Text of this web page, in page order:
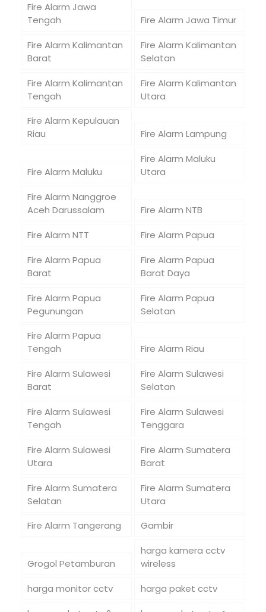
Fire Alarm Jawa
Tengah
Fire Alarm Jawa Timur
Fire Alarm Kalimantan
Barat
Fire Alarm Kalimantan
Selatan
Fire Alarm Kalimantan
Tengah
Fire Alarm Kalimantan
Utara
Fire Alarm Kepulauan
Riau
Fire Alarm Lampung
Fire Alarm Maluku
Fire Alarm Maluku
Utara
Fire Alarm Nanggroe
Aceh Darussalam
Fire Alarm NTB
Fire Alarm NTT
Fire Alarm Papua
Fire Alarm Papua
Barat
Fire Alarm Papua
Barat Daya
Fire Alarm Papua
Pegunungan
Fire Alarm Papua
Selatan
Fire Alarm Papua
Tengah
Fire Alarm Riau
Fire Alarm Sulawesi
Barat
Fire Alarm Sulawesi
Selatan
Fire Alarm Sulawesi
Tengah
Fire Alarm Sulawesi
Tenggara
Fire Alarm Sulawesi
Utara
Fire Alarm Sumatera
Barat
Fire Alarm Sumatera
Selatan
Fire Alarm Sumatera
Utara
Fire Alarm Tangerang
Gambir
Grogol Petamburan
harga kamera cctv
wireless
harga monitor cctv
harga paket cctv